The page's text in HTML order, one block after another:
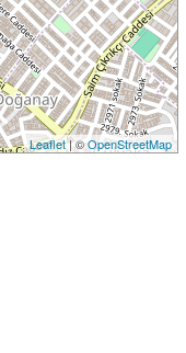
Leaflet| ©OpenStreetMap